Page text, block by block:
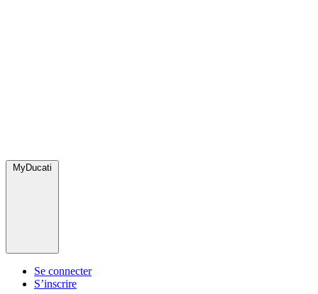
MyDucati
Se connecter
S’inscrire